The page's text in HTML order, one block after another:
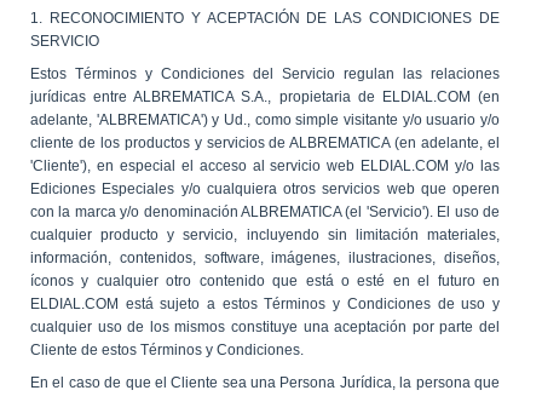
1. RECONOCIMIENTO Y ACEPTACIÓN DE LAS CONDICIONES DE
SERVICIO
Estos Términos y Condiciones del Servicio regulan las relaciones
jurídicas entre ALBREMATICA S.A., propietaria de ELDIAL.COM (en
adelante, 'ALBREMATICA') y Ud., como simple visitante y/o usuario y/o
cliente de los productos y servicios de ALBREMATICA (en adelante, el
'Cliente'), en especial el acceso al servicio web ELDIAL.COM y/o las
Ediciones Especiales y/o cualquiera otros servicios web que operen
con la marca y/o denominación ALBREMATICA (el 'Servicio'). El uso de
cualquier producto y servicio, incluyendo sin limitación materiales,
información, contenidos, software, imágenes, ilustraciones, diseños,
íconos y cualquier otro contenido que está o esté en el futuro en
ELDIAL.COM está sujeto a estos Términos y Condiciones de uso y
cualquier uso de los mismos constituye una aceptación por parte del
Cliente de estos Términos y Condiciones.
En el caso de que el Cliente sea una Persona Jurídica, la persona que